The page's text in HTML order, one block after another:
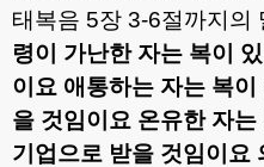
태복음 5장 3-6절까지의
령이 가난한 자는 복이
이요 애통하는 자는 복
을 것임이요 온유한 자
기업으로 받을 것임이요